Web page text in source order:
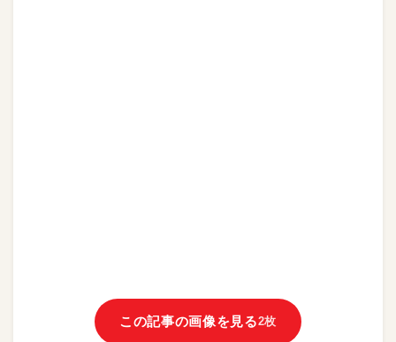
この記事の画像を見る2枚